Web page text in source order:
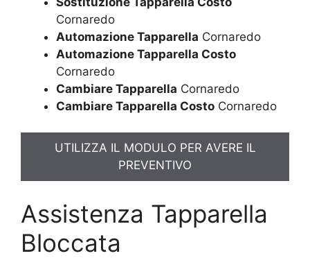
Cornaredo
Automazione Tapparella Cornaredo
Automazione Tapparella Costo
Cornaredo
Cambiare Tapparella Cornaredo
Cambiare Tapparella Costo Cornaredo
UTILIZZA IL MODULO PER AVERE IL
PREVENTIVO
Assistenza Tapparella
Bloccata